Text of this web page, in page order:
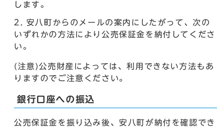
します。
安八町からのメールの案内にしたがって、次の
いずれかの方法により公売保証金を納付してくださ
い。
(注意)公売財産によっては、利用できない方法もあ
りますのでご注意ください。
銀行口座への振込
公売保証金を振り込み後、安八町が納付を確認でき